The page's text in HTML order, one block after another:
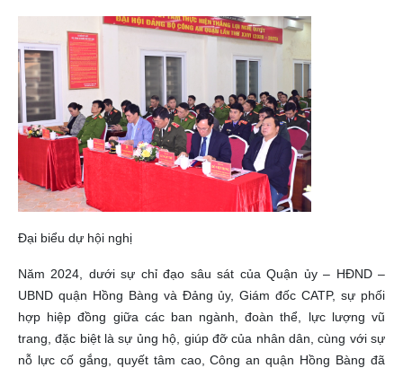
Đại biểu dự hội nghị
Năm 2024, dưới sự chỉ đạo sâu sát của Quận ủy – HĐND –
UBND quận Hồng Bàng và Đảng ủy, Giám đốc CATP, sự phối
hợp hiệp đồng giữa các ban ngành, đoàn thể, lực lượng vũ
trang, đặc biệt là sự ủng hộ, giúp đỡ của nhân dân, cùng với sự
nỗ lực cố gắng, quyết tâm cao, Công an quận Hồng Bàng đã